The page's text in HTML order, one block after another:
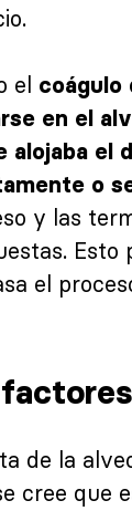
el coágulo
en el
alojaba el
o
y las
Esto
el
de la
cree que